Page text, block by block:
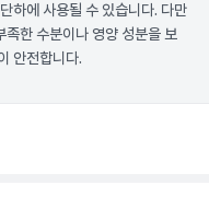
하에 사용될 수 있습니다. 다만
한 수분이나 영양 성분을 보
안전합니다.